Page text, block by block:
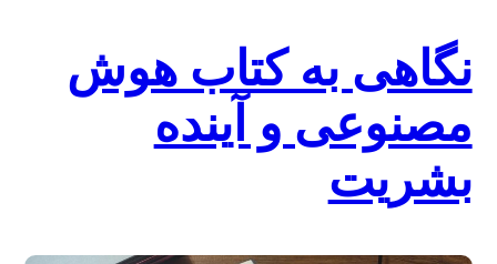
نگاهی به کتاب هوش
مصنوعی و آینده
بشریت